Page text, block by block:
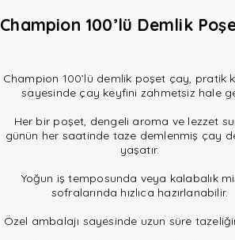
Champion 100’lü Demlik
Champion 100’lü demlik poşet çay, pratik
sayesinde çay keyfini zahmetsiz hale
Her bir poşet, dengeli aroma ve lezzet
günün her saatinde taze demlenmiş çay
yaşatır.
Yoğun iş temposunda veya kalabalık
sofralarında hızlıca hazırlanabilir.
Özel ambalajı sayesinde uzun süre